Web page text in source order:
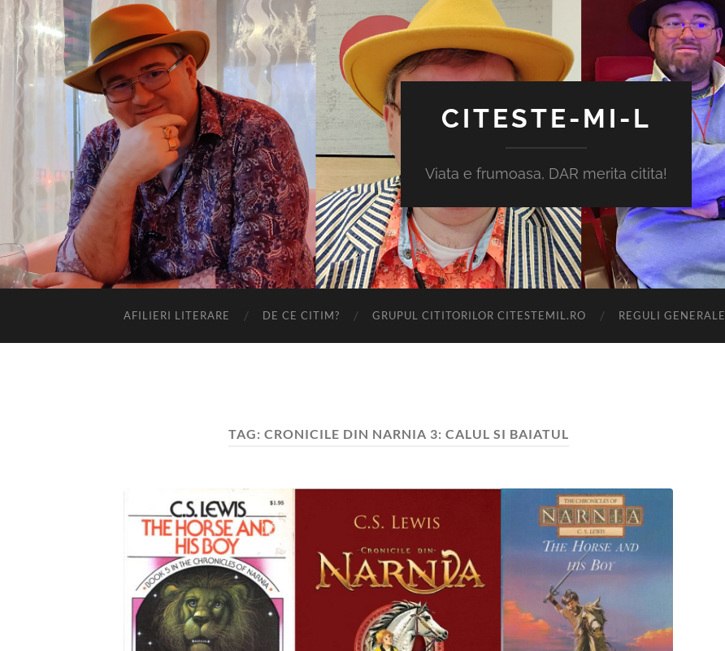
CITESTE-MI-L
Viata e frumoasa, DAR merita citita!
AFILIERI LITERARE DE CE CITIM? GRUPUL CITITORILOR CITESTEMIL.RO REGULI GENERALE
TAG: CRONICILE DIN NARNIA 3: CALUL SI BAIATUL